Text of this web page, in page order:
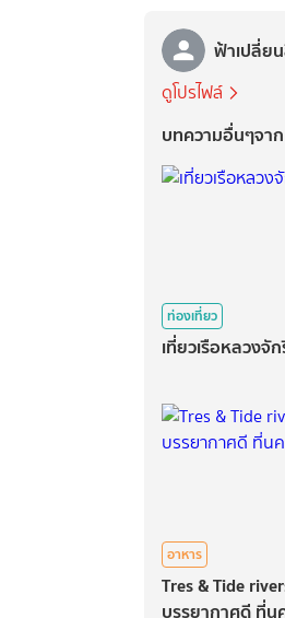
ฟ้าเปลี่ย
ดูโปรไฟล์
บทความอื่นๆจา
ท่องเที่ยว
เที่ยวเรือหลวงจั
อาหาร
Tres & Tide
บรรยากาศดี ที่น